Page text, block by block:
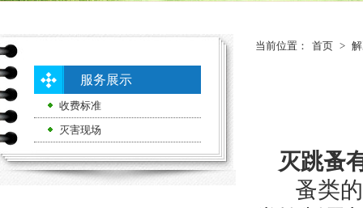
服务展示
收费标准
灭害现场
当前位置： 首页 >
灭跳蚤
蚤类的